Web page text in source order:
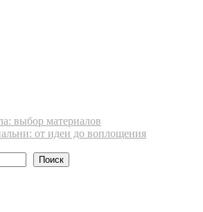
выбор материалов
от идеи до воплощения
Поиск